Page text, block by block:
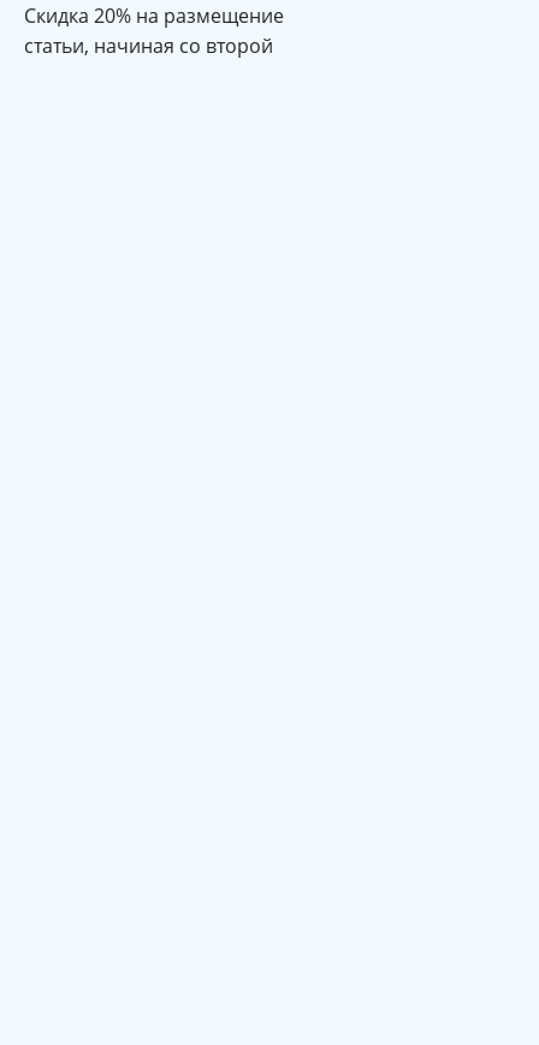
Cкидка 20% на размещение
статьи, начиная со второй